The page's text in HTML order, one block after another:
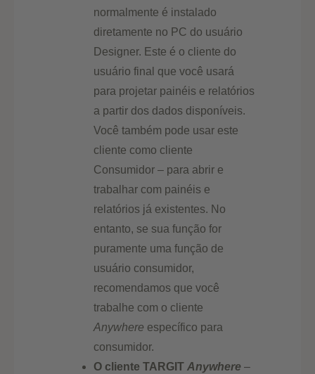
normalmente é instalado
diretamente no PC do usuário
Designer. Este é o cliente do
usuário final que você usará
para projetar painéis e relatórios
a partir dos dados disponíveis.
Você também pode usar este
cliente como cliente
Consumidor – para abrir e
trabalhar com painéis e
relatórios já existentes. No
entanto, se sua função for
puramente uma função de
usuário consumidor,
recomendamos que você
trabalhe com o cliente
Anywhere específico para
consumidor.
O cliente TARGIT Anywhere –